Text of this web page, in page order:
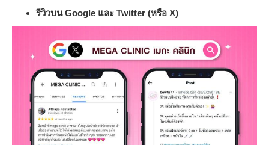
รีวิวบน Google และ Twitter (หรือ X)